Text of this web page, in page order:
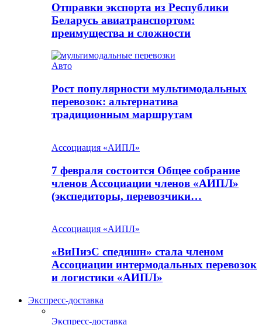
Отправки экспорта из Республики
Беларусь авиатранспортом:
преимущества и сложности
Авто
Рост популярности мультимодальных
перевозок: альтернатива
традиционным маршрутам
Ассоциация «АИПЛ»
7 февраля состоится Общее собрание
членов Ассоциации членов «АИПЛ»
(экспедиторы, перевозчики…
Ассоциация «АИПЛ»
«ВиПиэС спедишн» стала членом
Ассоциации интермодальных перевозок
и логистики «АИПЛ»
Экспресс-доставка
Экспресс-доставка